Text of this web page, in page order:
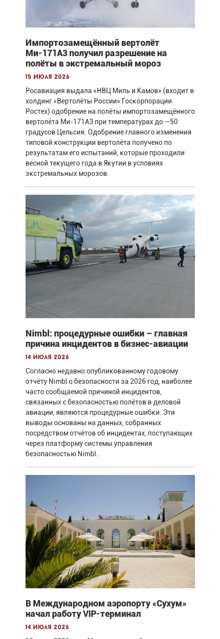
Импортозамещённый вертолёт
Ми-171А3 получил разрешение на
полёты в экстремальный мороз
15 июля 2026
Росавиация выдала «НВЦ Миль и Камов» (входит в
холдинг «Вертолёты России» Госкорпорации
Ростех) одобрение на полёты импортозамещённого
вертолёта Ми-171А3 при температурах до —50
градусов Цельсия. Одобрение главного изменения
типовой конструкции вертолёта получено по
результатам его испытаний, которые проходили
весной текущего года в Якутии в условиях
экстремальных морозов.
Nimbl: процедурные ошибки – главная
причина инцидентов в бизнес-авиации
14 июля 2026
Согласно недавно опубликованному годовому
отчёту Nimbl о безопасности за 2026 год, наиболее
часто сообщаемой причиной инцидентов,
связанных с безопасностью полётов в деловой
авиации, являются процедурные ошибки. Эти
выводы основаны на данных, собранных
посредством отчётов об инцидентах, поступающих
через платформу системы управления
безопасностью Nimbl.
В Международном аэропорту «Сухум»
начал работу VIP-терминал
14 июля 2026